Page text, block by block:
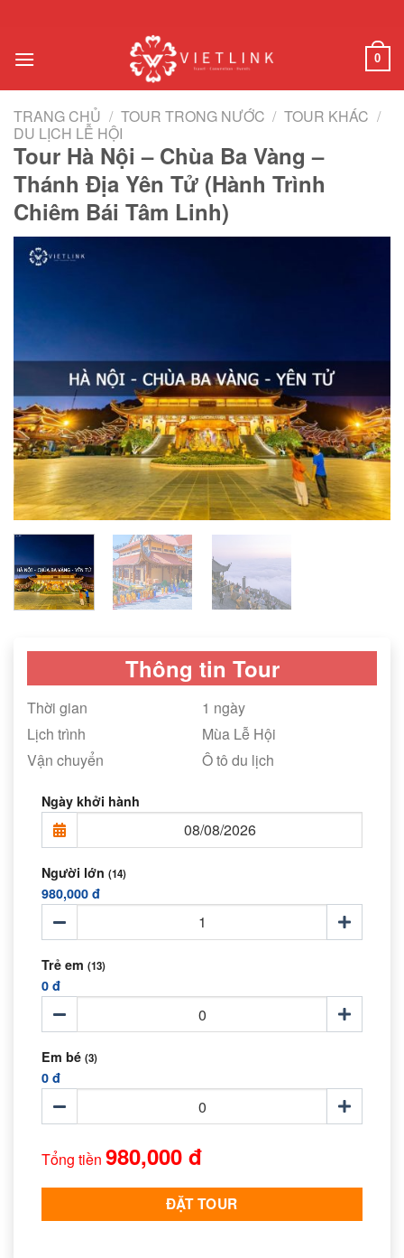
nội
0
TRANG CHỦ / TOUR TRONG NƯỚC / TOUR KHÁC /
DU LỊCH LỄ HỘI
Tour Hà Nội – Chùa Ba Vàng –
Thánh Địa Yên Tử (Hành Trình
Chiêm Bái Tâm Linh)
Thông tin Tour
Thời gian
1 ngày
Lịch trình
Mùa Lễ Hội
Vận chuyển
Ô tô du lịch
Ngày khởi hành
Người lớn (14)
980,000 đ
Trẻ em (13)
0 đ
Em bé (3)
0 đ
Tổng tiền 980,000 đ
ĐẶT TOUR